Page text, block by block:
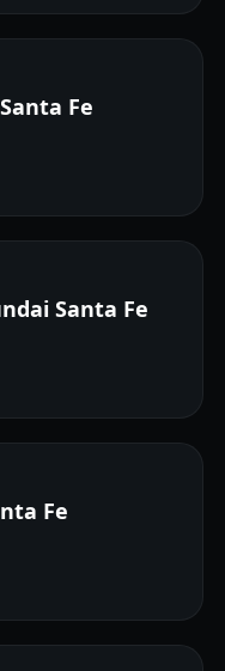
Fe
Santa Fe
Fe